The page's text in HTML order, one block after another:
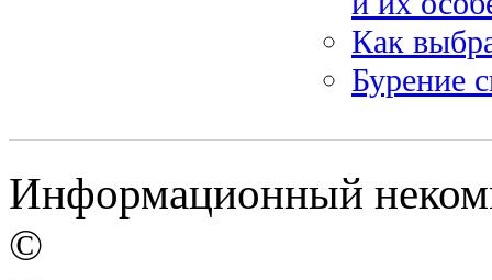
Как
Бурение
Информационный
©